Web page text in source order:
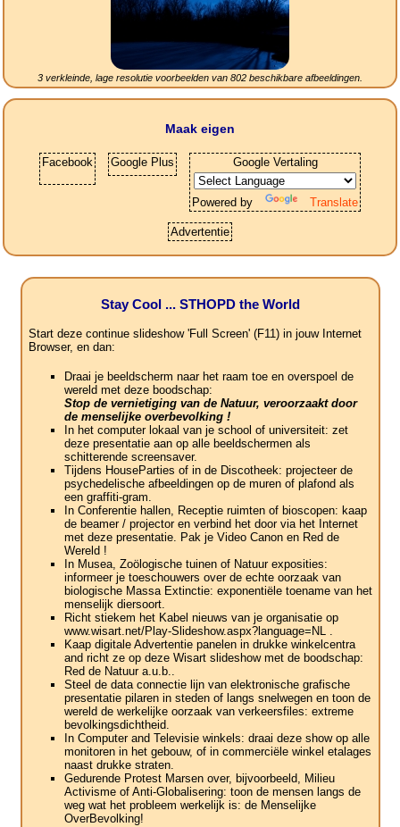
3 verkleinde, lage resolutie voorbeelden van 802 beschikbare afbeeldingen.
Maak eigen
Facebook Google Plus Google Vertaling
Powered by Translate
Advertentie
Stay Cool ... STHOPD the World
Start deze continue slideshow 'Full Screen' (F11) in jouw Internet
Browser, en dan:
Draai je beeldscherm naar het raam toe en overspoel de
wereld met deze boodschap:
Stop de vernietiging van de Natuur, veroorzaakt door
de menselijke overbevolking !
In het computer lokaal van je school of universiteit: zet
deze presentatie aan op alle beeldschermen als
schitterende screensaver.
Tijdens HouseParties of in de Discotheek: projecteer de
psychedelische afbeeldingen op de muren of plafond als
een graffiti-gram.
In Conferentie hallen, Receptie ruimten of bioscopen: kaap
de beamer / projector en verbind het door via het Internet
met deze presentatie. Pak je Video Canon en Red de
Wereld !
In Musea, Zoölogische tuinen of Natuur exposities:
informeer je toeschouwers over de echte oorzaak van
biologische Massa Extinctie: exponentiële toename van het
menselijk diersoort.
Richt stiekem het Kabel nieuws van je organisatie op
www.wisart.net/Play-Slideshow.aspx?language=NL .
Kaap digitale Advertentie panelen in drukke winkelcentra
and richt ze op deze Wisart slideshow met de boodschap:
Red de Natuur a.u.b..
Steel de data connectie lijn van elektronische grafische
presentatie pilaren in steden of langs snelwegen en toon de
wereld de werkelijke oorzaak van verkeersfiles: extreme
bevolkingsdichtheid.
In Computer and Televisie winkels: draai deze show op alle
monitoren in het gebouw, of in commerciële winkel etalages
naast drukke straten.
Gedurende Protest Marsen over, bijvoorbeeld, Milieu
Activisme of Anti-Globalisering: toon de mensen langs de
weg wat het probleem werkelijk is: de Menselijke
OverBevolking!